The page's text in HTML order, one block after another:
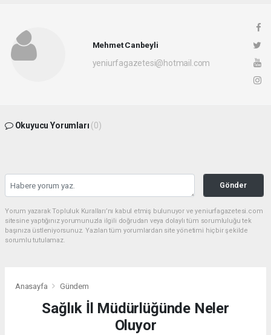
Mehmet Canbeyli
yeniurfagazetesi@hotmail.com
Okuyucu Yorumları (0)
Gönder
Yorum yazarak Topluluk Kuralları’nı kabul etmiş bulunuyor ve yeniurfagazetesi.com
sitesine yaptığınız yorumunuzla ilgili doğrudan veya dolaylı tüm sorumluluğu tek
başınıza üstleniyorsunuz. Yazılan tüm yorumlardan site yönetimi hiçbir şekilde
sorumlu tutulamaz.
Anasayfa Gündem
Sağlık İl Müdürlüğünde Neler
Oluyor